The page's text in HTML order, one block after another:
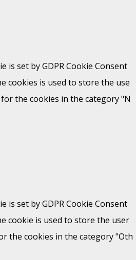
is set by GDPR Cookie Consent
cookies is used to store the use
the cookies in the category "N
is set by GDPR Cookie Consent
cookie is used to store the user
the cookies in the category "Oth